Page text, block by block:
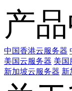
产
中国香港云服务器
美国云服务器 美国
新加坡云服务器 新